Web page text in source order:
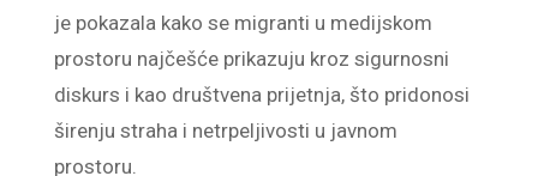
je pokazala kako se migranti u medijskom
prostoru najčešće prikazuju kroz sigurnosni
diskurs i kao društvena prijetnja, što pridonosi
širenju straha i netrpeljivosti u javnom
prostoru.